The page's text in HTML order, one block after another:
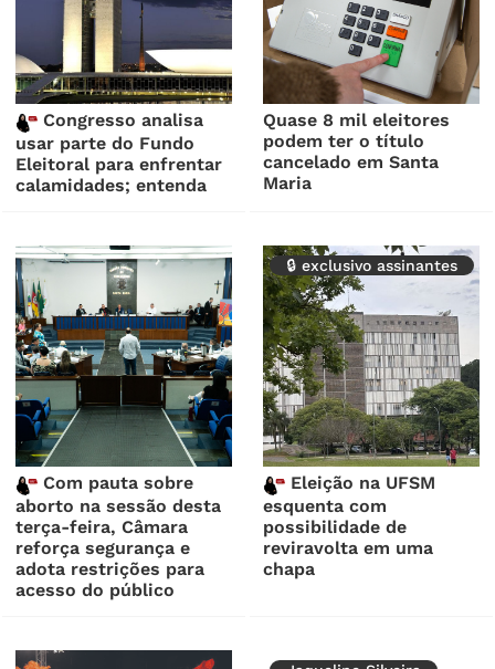
Congresso analisa
usar parte do Fundo
Eleitoral para enfrentar
calamidades; entenda
Quase 8 mil eleitores
podem ter o título
cancelado em Santa
Maria
Com pauta sobre
aborto na sessão desta
terça-feira, Câmara
reforça segurança e
adota restrições para
acesso do público
🔒 exclusivo assinantes
Eleição na UFSM
esquenta com
possibilidade de
reviravolta em uma
chapa